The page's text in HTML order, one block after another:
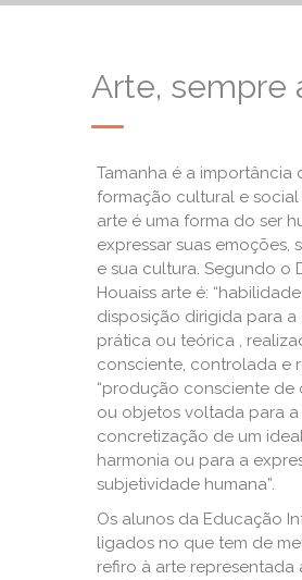
Arte, sempre
Tamanha é a importância
formação cultural e
arte é uma forma do ser
expressar suas emoções,
e sua cultura. Segundo o
Houaiss arte é:
disposição dirigida para a
prática ou teórica ,
consciente, controlada e
“produção consciente de
ou objetos voltada para a
concretização de um
harmonia ou para a
subjetividade humana”.
Os alunos da Educação
ligados no que tem de
refiro à arte representada